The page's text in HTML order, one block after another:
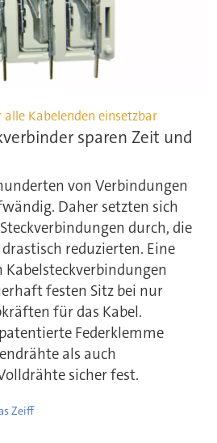
Kabelenden einsetzbar
sparen Zeit und
von Verbindungen
Daher setzten sich
durch, die
reduzierten. Eine
festen Sitz bei nur
für das Kabel.
Federklemme
als auch
sicher fest.
Zeiff